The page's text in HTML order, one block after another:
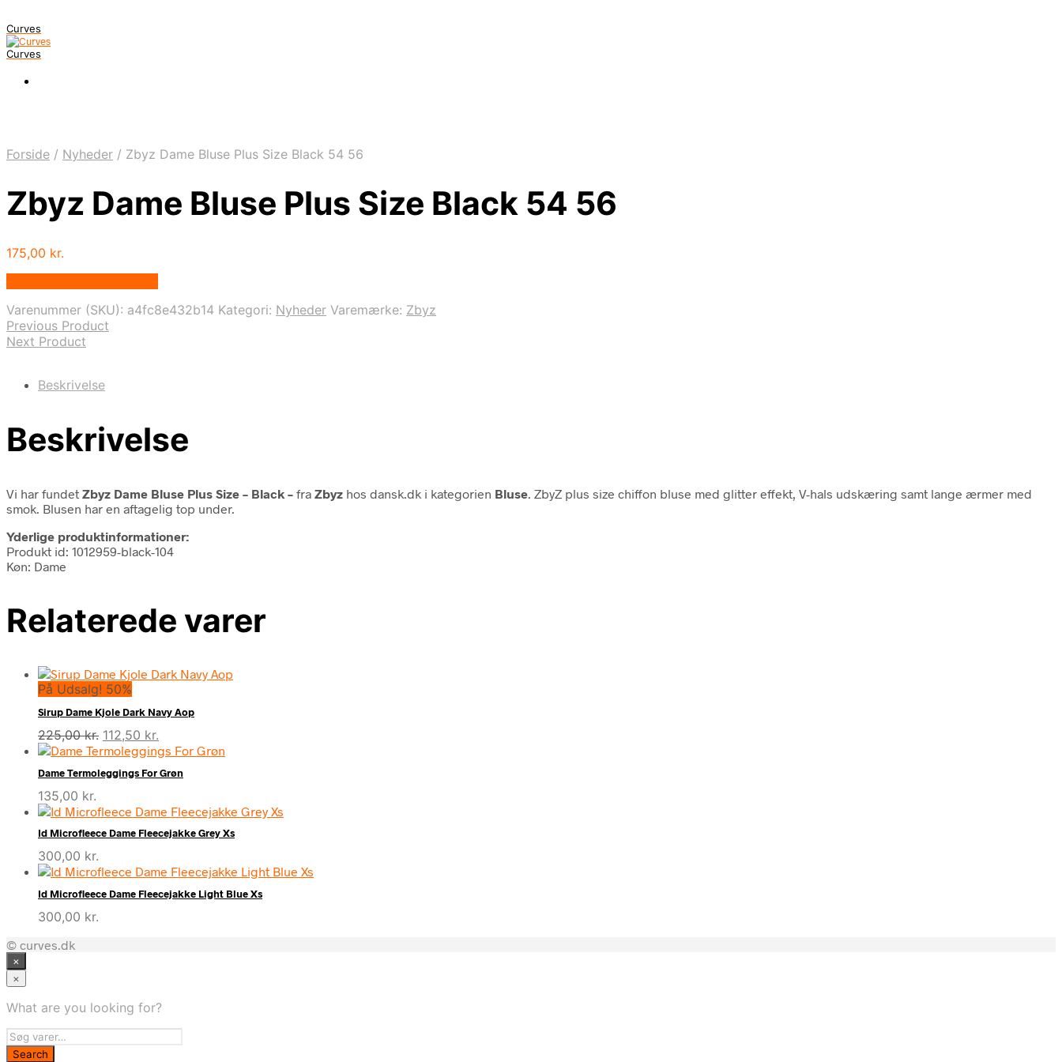
Curves
Curves
Forside / Nyheder / Zbyz Dame Bluse Plus Size Black 54 56
Zbyz Dame Bluse Plus Size Black 54 56
175,00 kr.
Varenummer (SKU): a4fc8e432b14 Kategori: Nyheder Varemærke: Zbyz
Previous Product
Next Product
Beskrivelse
Beskrivelse
Vi har fundet Zbyz Dame Bluse Plus Size – Black – fra Zbyz hos dansk.dk i kategorien Bluse . ZbyZ plus size chiffon bluse med glitter effekt, V-hals udskæring samt lange ærmer med
smok. Blusen har en aftagelig top under.
Yderlige produktinformationer:
Produkt id: 1012959-black-104
Køn: Dame
Relaterede varer
På Udsalg! 50%
Sirup Dame Kjole Dark Navy Aop
225,00kr. Den
oprindelige
pris
var:
112,50 kr.
aktuelle
pris
er:
Dame Termoleggings For Grøn
135,00 kr.
Id Microfleece Dame Fleecejakke Grey Xs
300,00 kr.
Id Microfleece Dame Fleecejakke Light Blue Xs
300,00 kr.
© curves.dk
×
×
What are you looking for?